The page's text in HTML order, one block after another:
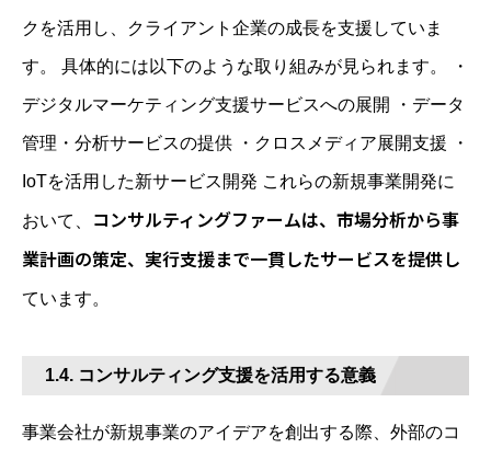
クを活用し、クライアント企業の成長を支援していま
す。 具体的には以下のような取り組みが見られます。 ・
デジタルマーケティング支援サービスへの展開 ・データ
管理・分析サービスの提供 ・クロスメディア展開支援 ・
IoTを活用した新サービス開発 これらの新規事業開発に
おいて、
コンサルティングファームは、市場分析から事
業計画の策定、実行支援まで一貫したサービスを提供し
ています。
1.4. コンサルティング支援を活用する意義
事業会社が新規事業のアイデアを創出する際、外部のコ